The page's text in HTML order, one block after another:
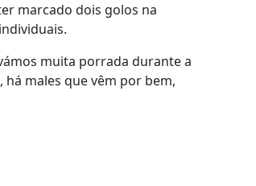
marcado dois golos na
muita porrada durante a
males que vêm por bem,